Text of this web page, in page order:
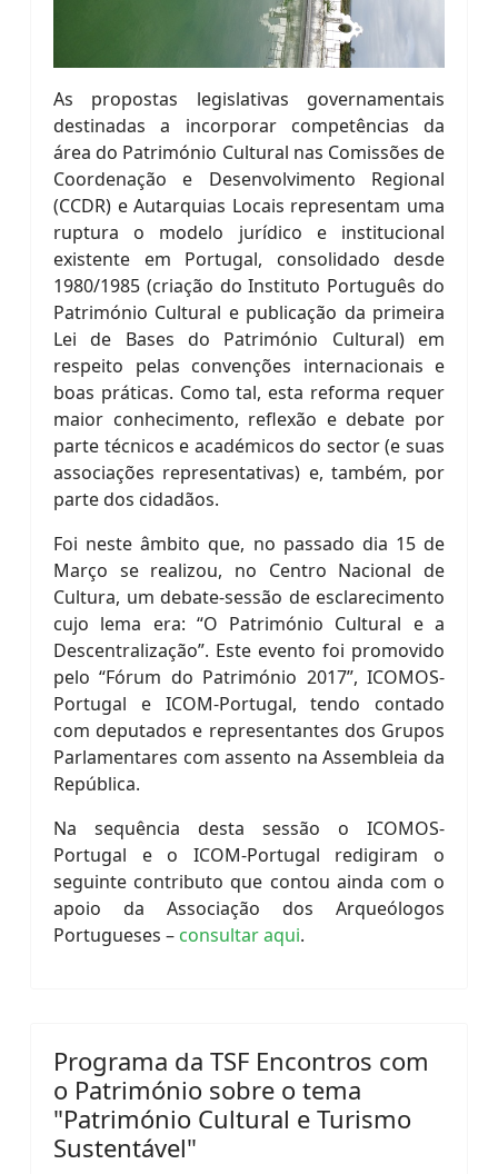
As propostas legislativas governamentais
destinadas a incorporar competências da
área do Património Cultural nas Comissões de
Coordenação e Desenvolvimento Regional
(CCDR) e Autarquias Locais representam uma
ruptura o modelo jurídico e institucional
existente em Portugal, consolidado desde
1980/1985 (criação do Instituto Português do
Património Cultural e publicação da primeira
Lei de Bases do Património Cultural) em
respeito pelas convenções internacionais e
boas práticas. Como tal, esta reforma requer
maior conhecimento, reflexão e debate por
parte técnicos e académicos do sector (e suas
associações representativas) e, também, por
parte dos cidadãos.
Foi neste âmbito que, no passado dia 15 de
Março se realizou, no Centro Nacional de
Cultura, um debate-sessão de esclarecimento
cujo lema era: “O Património Cultural e a
Descentralização”. Este evento foi promovido
pelo “Fórum do Património 2017”, ICOMOS-
Portugal e ICOM-Portugal, tendo contado
com deputados e representantes dos Grupos
Parlamentares com assento na Assembleia da
República.
Na sequência desta sessão o ICOMOS-
Portugal e o ICOM-Portugal redigiram o
seguinte contributo que contou ainda com o
apoio da Associação dos Arqueólogos
Portugueses – consultar aqui.
Programa da TSF Encontros com
o Património sobre o tema
"Património Cultural e Turismo
Sustentável"